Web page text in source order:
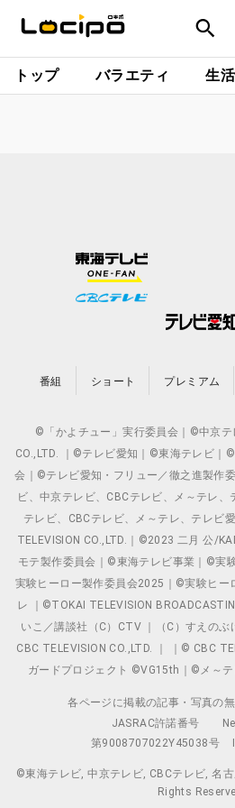
トップ バラエティ 生
番組 ショート プレミアム
©「かよチュー」実行委員会｜©中京テ
CO.,LTD. ｜©テレビ愛知｜©東海テレビ｜
会｜©テレビ愛知・フリュー／徹之進製作
ビ、中京テレビ、CBCテレビ、メ～テレ
テレビ、CBCテレビ、メ～テレ、テレ
TELEVISION CO.,LTD.｜©2023 二月 公/
モテ製作委員会｜©東海テレビ事業｜©実
実験ヒーロー製作委員会2025｜©実験ヒ
レ ｜©TOKAI TELEVISION
いこ／講談社（C）CTV ｜（C）すえの
CBC TELEVISION CO.,LTD. ｜ ｜© CBC
ガードプロジェクト ©VG15th｜©メ～
各ページに掲載の記事・写真の
JASRAC許諾番号
第9008707022Y45038号
©東海テレビ, 中京テレビ, CBCテレビ, 名
Rights